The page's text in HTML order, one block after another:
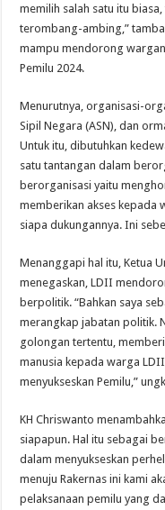
memilih salah satu itu
terombang-ambing,”
mampu mendorong
Pemilu 2024.
Menurutnya, organisasi-
Sipil Negara (ASN), dan
Untuk itu, dibutuhkan
satu tantangan dalam
berorganisasi yaitu
memberikan akses kepada
siapa dukungannya. Ini
Menanggapi hal itu, Ketua
menegaskan, LDII
berpolitik. “Bahkan saya
merangkap jabatan politik.
golongan tertentu,
manusia kepada warga
menyukseskan Pemilu,”
KH Chriswanto
siapapun. Hal itu sebagai
dalam menyukseskan
menuju Rakernas ini kami
pelaksanaan pemilu yang